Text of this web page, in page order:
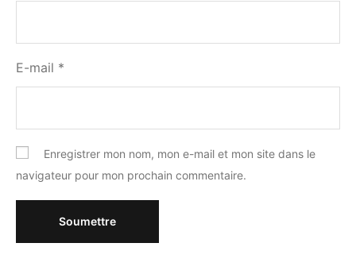
E-mail *
Enregistrer mon nom, mon e-mail et mon site dans le
navigateur pour mon prochain commentaire.